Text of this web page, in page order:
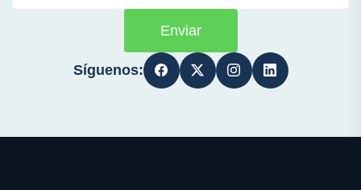
Enviar
Síguenos: